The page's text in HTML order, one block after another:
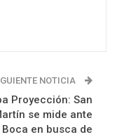
NOTICIA
Proyección: San
se mide ante
Boca en busca de